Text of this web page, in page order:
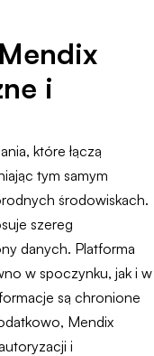
i
które łączą
tym samym
środowiskach.
szereg
danych. Platforma
w spoczynku, jak i w
są chronione
Mendix
i